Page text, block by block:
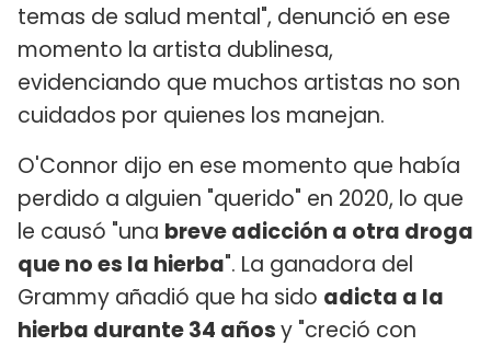
temas de salud mental", denunció en ese
momento la artista dublinesa,
evidenciando que muchos artistas no son
cuidados por quienes los manejan.
O'Connor dijo en ese momento que había
perdido a alguien "querido" en 2020, lo que
le causó "una breve adicción a otra droga
que no es la hierba". La ganadora del
Grammy añadió que ha sido adicta a la
hierba durante 34 añosy "creció con